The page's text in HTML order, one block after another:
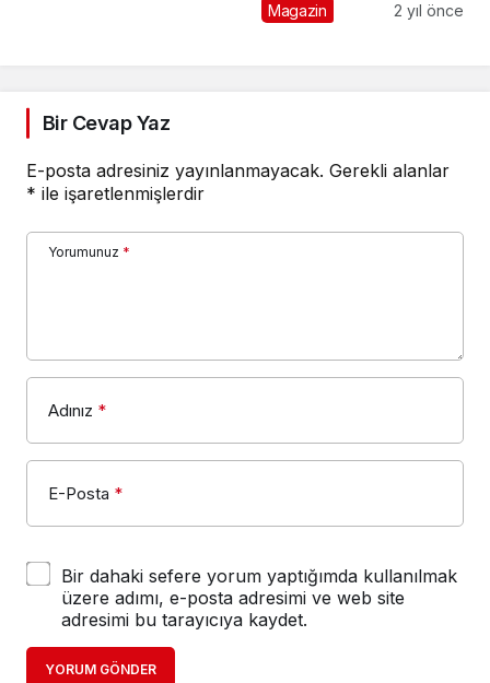
Magazin 2 yıl önce
Bir Cevap Yaz
E-posta adresiniz yayınlanmayacak. Gerekli alanlar
* ile işaretlenmişlerdir
Yorumunuz *
Adınız *
E-Posta *
Bir dahaki sefere yorum yaptığımda kullanılmak
üzere adımı, e-posta adresimi ve web site
adresimi bu tarayıcıya kaydet.
YORUM GÖNDER